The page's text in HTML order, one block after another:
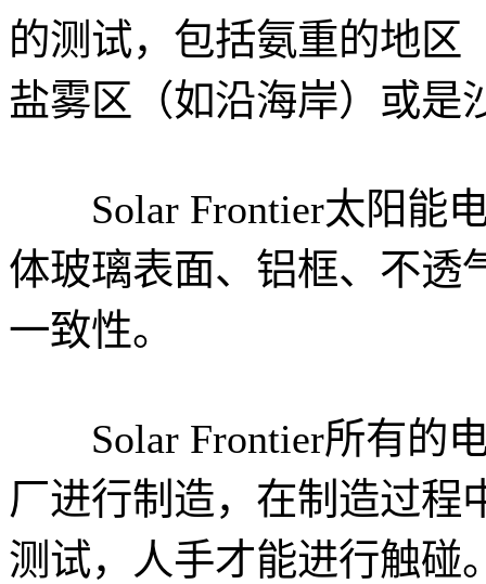
的测试，包括氨重的地区
盐雾区（如沿海岸）或是
Solar Frontier太阳能电
体玻璃表面、铝框、不透
一致性。
Solar Frontier所有的电
厂进行制造，在制造过程
测试，人手才能进行触碰